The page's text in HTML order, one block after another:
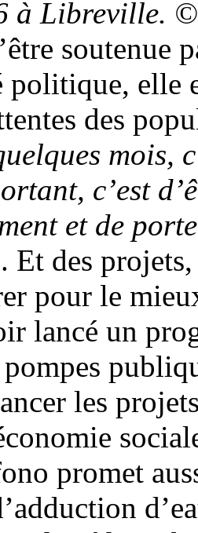
à Libreville.
soutenue
politique, elle
des
mois,
c’est
et de
Et des
pour le
lancé un
les
promet